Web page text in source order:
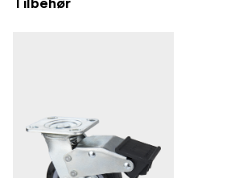
Tilbehør